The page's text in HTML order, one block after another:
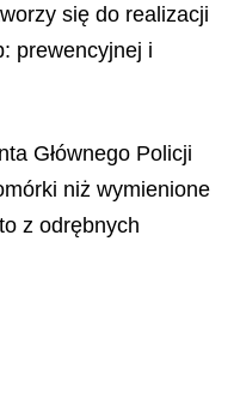
się do realizacji
prewencyjnej i
Głównego Policji
niż wymienione
z odrębnych